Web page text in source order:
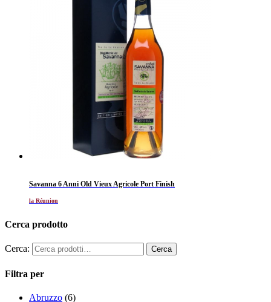
Savanna 6 Anni Old Vieux Agricole Port Finish
la Réunion
Cerca prodotto
Cerca:
Filtra per
Abruzzo (6)